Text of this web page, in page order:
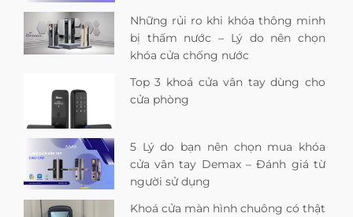
Những rủi ro khi khóa thông minh
bị thấm nước – Lý do nên chọn
khóa cửa chống nước
Top 3 khoá cửa vân tay dùng cho
cửa phòng
5 Lý do bạn nên chọn mua khóa
cửa vân tay Demax – Đánh giá từ
người sử dụng
Khoá cửa màn hình chuông có thật